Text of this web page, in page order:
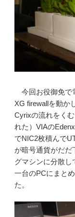
今回お役御免で
XG firewallを動か
Cyrixの流れをく
れた）VIAの
でNIC2枚積んで
が暗号通貨がだだ
グマシンに分散し
一台のPCにまと
た。